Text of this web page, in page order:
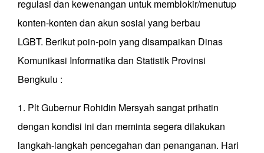
regulasi dan kewenangan untuk memblokir/menutup
konten-konten dan akun sosial yang berbau
LGBT. Berikut poin-poin yang disampaikan Dinas
Komunikasi Informatika dan Statistik Provinsi
Bengkulu :
1. Plt Gubernur Rohidin Mersyah sangat prihatin
dengan kondisi ini dan meminta segera dilakukan
langkah-langkah pencegahan dan penanganan. Hari